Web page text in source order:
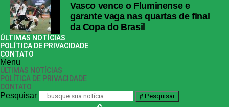
Vasco vence o Fluminense e
garante vaga nas quartas de final
da Copa do Brasil
ÚLTIMAS NOTÍCIAS
POLÍTICA DE PRIVACIDADE
CONTATO
Menu
ÚLTIMAS NOTÍCIAS
POLÍTICA DE PRIVACIDADE
CONTATO
Pesquisar Pesquisar